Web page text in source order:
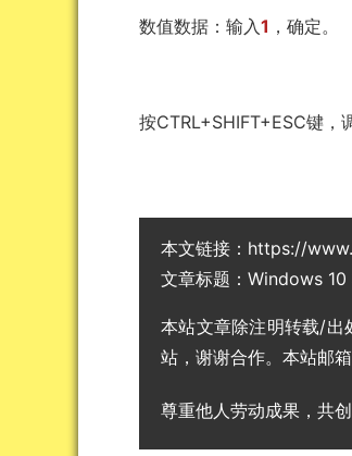
数值数据：输入1 ，确定。
按CTRL+SHIFT+ESC键，
本文链接： https://
文章标题：Windows 10
本站文章除注明转载/出
站，谢谢合作。本站邮
尊重他人劳动成果，共